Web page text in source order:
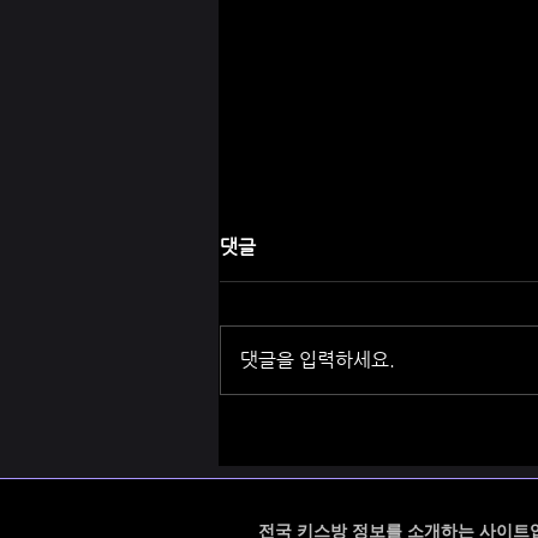
댓글
댓글을 입력하세요.
전국 키스방 정보를 소개하는 사이트